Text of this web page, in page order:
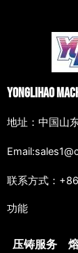
Yonglihao
地址：中国山
联系方式：
功能
压铸服务